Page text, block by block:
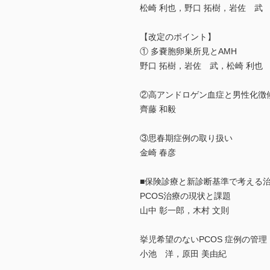
松崎 利也，野口 拓樹，岩佐 武
【改定のポイント】
① 多嚢胞卵巣所見とAMH
野口 拓樹，岩佐 武，松崎 利也
②高アンドロゲン血症と男性化徴
齊藤 和毅
③思春期症例の取り扱い
金崎 春彦
■保険診療と新診断基準で考える
PCOS治療の現状と課題
山中 彰一郎，木村 文則
挙児希望のないPCOS 症例の管理
小池 洋，原田 美由紀